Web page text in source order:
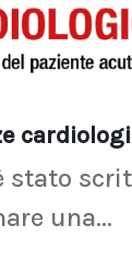
stato
una...